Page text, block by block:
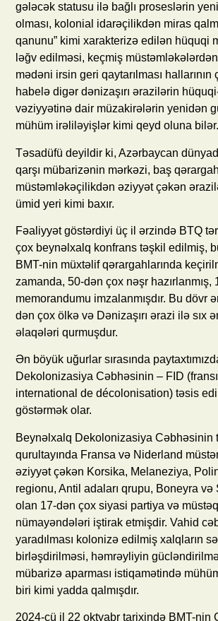
gələcək statusu ilə bağlı proseslərin
olması, kolonial idarəçilikdən miras
qanunu” kimi xarakterizə edilən hüquqi
ləğv edilməsi, keçmiş
mədəni irsin geri qaytarılması hallarının
habelə digər dənizaşırı ərazilərin
vəziyyətinə dair müzakirələrin yenidən
mühüm irəliləyişlər kimi qeyd oluna bilər.
Təsadüfü deyildir ki, Azərbaycan
qarşı mübarizənin mərkəzi, baş
müstəmləkəçilikdən əziyyət çəkən
ümid yeri kimi baxır.
Fəaliyyət göstərdiyi üç il ərzində BTQ
çox beynəlxalq konfrans təşkil edilmiş,
BMT-nin müxtəlif qərargahlarında
zamanda, 50-dən çox nəşr hazırlanmış,
memorandumu imzalanmışdır. Bu dövr
dən çox ölkə və Dənizaşırı ərazi ilə sıx
əlaqələri qurmuşdur.
Ən böyük uğurlar sırasında
Dekolonizasiya Cəbhəsinin – FID
international de décolonisation) təsis
göstərmək olar.
Beynəlxalq Dekolonizasiya Cəbhəsinin
qurultayında Fransa və Niderland
əziyyət çəkən Korsika, Melaneziya,
regionu, Antil adaları qrupu, Boneyra və
olan 17-dən çox siyasi partiya və
nümayəndələri iştirak etmişdir. Vahid
yaradılması kolonizə edilmiş xalqların
birləşdirilməsi, həmrəyliyin
mübarizə aparması istiqamətində
biri kimi yadda qalmışdır.
2024-cü il 22 oktyabr tarixində BMT-nin